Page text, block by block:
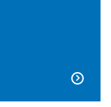
